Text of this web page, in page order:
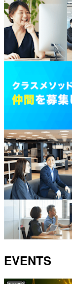
EVENTS